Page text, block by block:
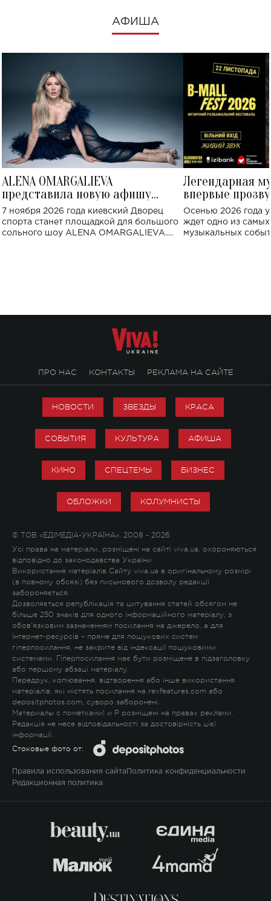
АФИША
ALENA OMARGALIEVA
представила новую афишу
большого концерта во Дворце
спорта
7 ноября 2026 года киевский Дворец
спорта станет площадкой для большого
сольного шоу ALENA OMARGALIEVA.
Легендарная
впервые
Украине: где
Осенью 2026 года
ждет одно из
музыкальных
ПРО НАС КОНТАКТЫ РЕКЛАМА НА САЙТЕ
НОВОСТИ ЗВЕЗДЫ КРАСА
СОБЫТИЯ КУЛЬТУРА АФИША
КИНО СПЕЦТЕМЫ БИЗНЕС
ОБЛОЖКИ КОЛУМНИСТЫ
© ТОВ «ЕДІМЕДІА-УКРАЇНА», 2008 - 2026
Усі права на матеріали, розміщені на сайті viva.ua, охороняються
відповідно до законодавства України.
Використання матеріалів Сайту viva.ua в оригінальному розмірі
(в повному обсязі) без письмового дозволу редакції
забороняється.
Дозволяється републікація та цитування статей обсягом не
більше 250 знаків для одного інформаційного матеріалу, з
обов'язковим зазначенням посилання на джерело, а для
Інтернет-ресурсів – пряме для пошукових систем
гіперпосилання, не закрите від індексації пошуковими
системами. Гіперпосилання має бути розміщене в підзаголовку
або першому абзаці матеріалу.
Передрук, копіювання, відтворення або інше використання
матеріалів, які містять посилання на rexfeatures.com або
depositphotos.com, суворо заборонені.
Материалы с пометками! и P розміщені на правах реклами.
Редакція не несе відповідальності за достовірність цієї
інформації.
Стоковые фото от:
Правила использования сайта Политика конфиденциальности
Редакционная политика